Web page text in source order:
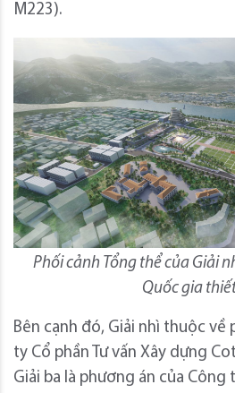
M223).
Phối cảnh Tổng thể của Giải
Quốc gia
Bên cạnh đó, Giải nhì thuộc về
ty Cổ phần Tư vấn Xây dựng
Giải ba là phương án của Công